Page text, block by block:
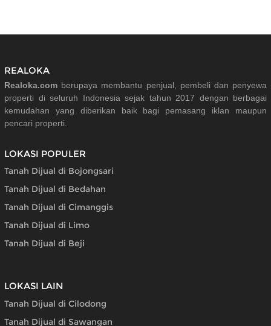
REALOKA
Realoka.com berupaya membantu penjual, pembeli dan penyewa
properti di seluruh Indonesia sejak tahun 2017 dengan berbagai
kemudahan yang diberikan baik bagi pemasang iklan maupun
pencari properti.
LOKASI POPULER
Tanah Dijual di Bojongsari
Tanah Dijual di Bedahan
Tanah Dijual di Cimanggis
Tanah Dijual di Limo
Tanah Dijual di Beji
LOKASI LAIN
Tanah Dijual di Cilodong
Tanah Dijual di Sawangan